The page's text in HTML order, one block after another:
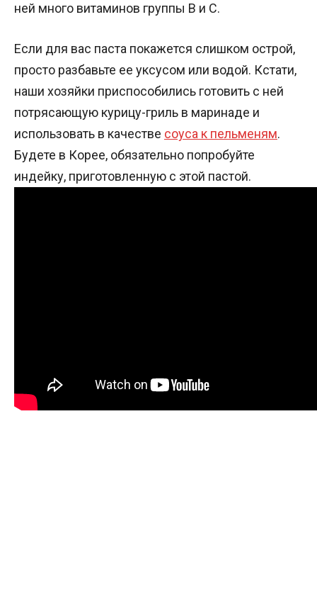
ней много витаминов группы B и C.
Если для вас паста покажется слишком острой,
просто разбавьте ее уксусом или водой. Кстати,
наши хозяйки приспособились готовить с ней
потрясающую курицу-гриль в маринаде и
использовать в качестве соуса к пельменям.
Будете в Корее, обязательно попробуйте
индейку, приготовленную с этой пастой.